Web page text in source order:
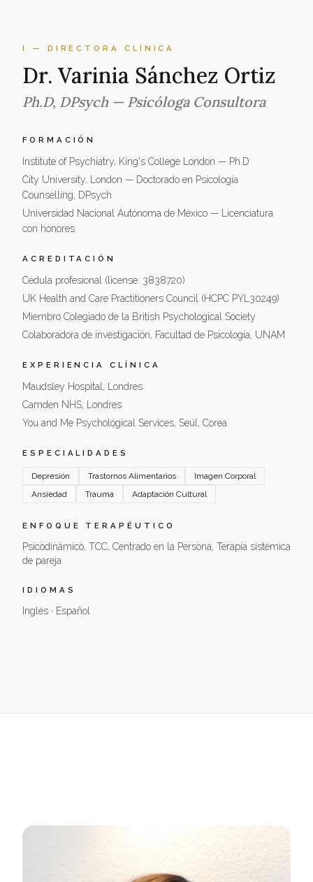
I — DIRECTORA CLÍNICA
Dr. Varinia Sánchez Ortiz
Ph.D, DPsych — Psicóloga Consultora
FORMACIÓN
Institute of Psychiatry, King's College London — Ph.D
City University, London — Doctorado en Psicología
Counselling, DPsych
Universidad Nacional Autónoma de México — Licenciatura
con honores
ACREDITACIÓN
Cédula profesional (license: 3838720)
UK Health and Care Practitioners Council (HCPC PYL30249)
Miembro Colegiado de la British Psychological Society
Colaboradora de investigación, Facultad de Psicología, UNAM
EXPERIENCIA CLÍNICA
Maudsley Hospital, Londres
Camden NHS, Londres
You and Me Psychological Services, Seúl, Corea
ESPECIALIDADES
Depresión Trastornos Alimentarios
Imagen Corporal
Ansiedad
Trauma Adaptación Cultural
ENFOQUE TERAPÉUTICO
Psicodinámico, TCC, Centrado en la Persona, Terapia sistémica
de pareja
IDIOMAS
Inglés · Español